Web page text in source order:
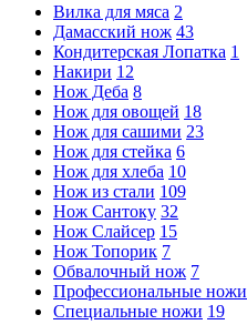
Вилка для мяса 2
Дамасский нож 43
Кондитерская Лопатка 1
Накири 12
Нож Деба 8
Нож для овощей 18
Нож для сашими 23
Нож для стейка 6
Нож для хлеба 10
Нож из стали 109
Нож Сантоку 32
Нож Слайсер 15
Нож Топорик 7
Обвалочный нож 7
Профессиональные ножи
Специальные ножи 19